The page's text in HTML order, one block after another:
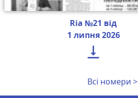
Ria №21 від
1 липня 2026

Всі номери >